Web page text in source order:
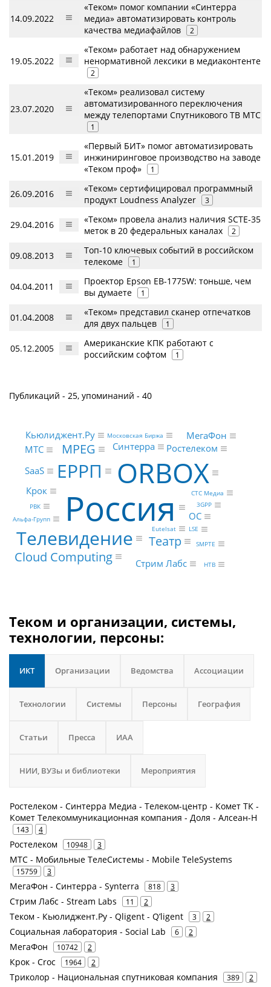
14.09.2022
«Теком» помог компании «Синтерра
медиа» автоматизировать контроль
качества медиафайлов
2
19.05.2022
«Теком» работает над обнаружением
ненормативной лексики в медиаконтенте
2
23.07.2020
«Теком» реализовал систему
автоматизированного переключения
между телепортами Спутникового ТВ МТС
1
15.01.2019
«Первый БИТ» помог автоматизировать
инжиниринговое производство на заводе
«Теком проф»
1
26.09.2016
«Теком» сертифицировал программный
продукт Loudness Analyzer
3
29.04.2016
«Теком» провела анализ наличия SCTE-35
меток в 20 федеральных каналах
2
09.08.2013
Топ-10 ключевых событий в российском
телекоме
1
04.04.2011
Проектор Epson EB-1775W: тоньше, чем
вы думаете
1
01.04.2008
«Теком» представил сканер отпечатков
для двух пальцев
1
05.12.2005
Американские КПК работают с
российским софтом
1
Публикаций - 25, упоминаний - 40
Россия
ORBOX
Телевидение
ЕРРП
Театр
MPEG
Cloud Computing
Ростелеком
МТС
Синтерра
SaaS
ОС
Стрим Лабс
Кьюлиджент.Ру МегаФон
Крок
Eutelsat
РВК
Московская Биржа
Альфа-Групп
LSE
SMPTE
3GPP
СТС Медиа
НТВ
Теком и организации, системы,
технологии, персоны:
ИКТ Организации Ведомства Ассоциации
Технологии Системы Персоны География
Статьи Пресса ИАА
НИИ, ВУЗы и библиотеки Мероприятия
Ростелеком - Синтерра Медиа - Телеком-центр - Комет ТК -
Комет Телекоммуникационная компания - Доля - Алсеан-Н
143 4
Ростелеком 10948 3
МТС - Мобильные ТелеСистемы - Mobile TeleSystems
15759 3
МегаФон - Синтерра - Synterra 818 3
Стрим Лабс - Stream Labs 11 2
Теком - Кьюлиджент.Ру - Qligent - Q’ligent 3 2
Социальная лаборатория - Social Lab 6 2
МегаФон 10742 2
Крок - Croc 1964 2
Триколор - Национальная спутниковая компания 389 2